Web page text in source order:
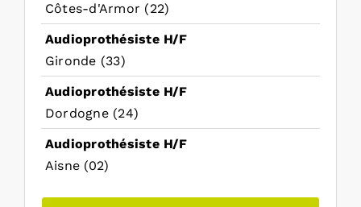
Côtes-d'Armor (22)
Audioprothésiste H/F
Gironde (33)
Audioprothésiste H/F
Dordogne (24)
Audioprothésiste H/F
Aisne (02)